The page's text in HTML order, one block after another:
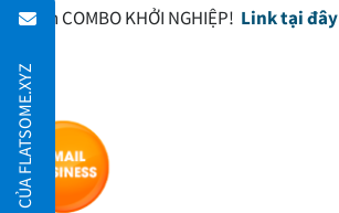
Nhận COMBO KHỞI NGHIỆP! Link tại đây